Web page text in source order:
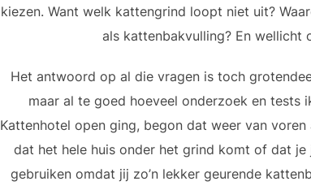
kiezen. Want welk kattengrind loopt niet uit?
als kattenbakvulling? En wellicht
Het antwoord op al die vragen is toch
maar al te goed hoeveel onderzoek en tests
Kattenhotel open ging, begon dat weer van
dat het hele huis onder het grind komt of dat
gebruiken omdat jij zo’n lekker geurende